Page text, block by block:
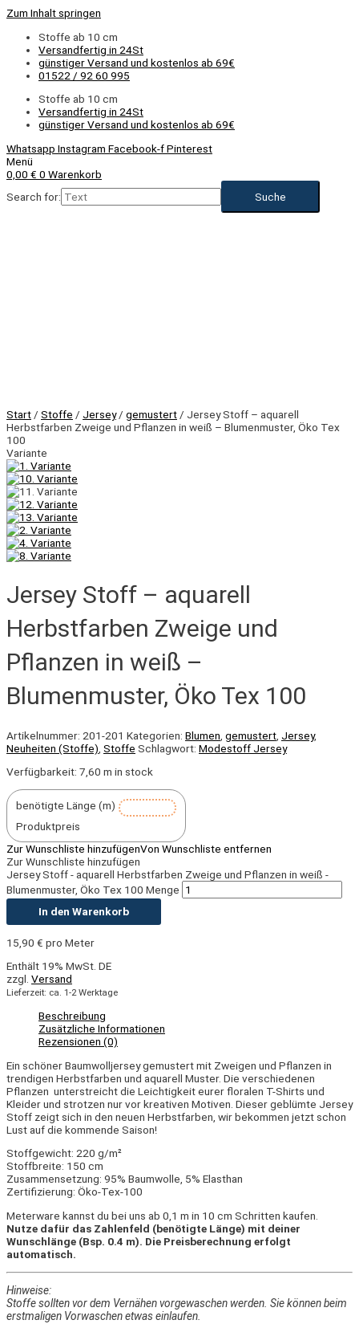
Zum Inhalt springen
Stoffe ab 10 cm
Versandfertig in 24St
günstiger Versand und kostenlos ab 69€
01522 / 92 60 995
Stoffe ab 10 cm
Versandfertig in 24St
günstiger Versand und kostenlos ab 69€
Whatsapp Instagram Facebook-fPinterest
Menü
0,00 € 0 Warenkorb
Search for:
Start / Stoffe / Jersey/ gemustert / Jersey Stoff – aquarell
Herbstfarben Zweige und Pflanzen in weiß – Blumenmuster, Öko Tex
100
Variante
Jersey Stoff – aquarell
Herbstfarben Zweige und
Pflanzen in weiß –
Blumenmuster, Öko Tex 100
Artikelnummer: 201-201 Kategorien: Blumen gemustert Jersey,
Neuheiten (Stoffe) Stoffe Schlagwort: Modestoff Jersey
Verfügbarkeit: 7,60 m in stock
benötigte Länge (m)
Produktpreis
Zur Wunschliste hinzufügenVon Wunschliste entfernen
Zur Wunschliste hinzufügen
Jersey Stoff - aquarell Herbstfarben Zweige und Pflanzen in weiß -
Blumenmuster, Öko Tex 100 Menge
In den Warenkorb
15,90 € pro Meter
Enthält 19% MwSt. DE
zzgl. Versand
Lieferzeit: ca. 1-2 Werktage
Beschreibung
Zusätzliche Informationen
Rezensionen (0)
Ein schöner Baumwolljersey gemustert mit Zweigen und Pflanzen in
trendigen Herbstfarben und aquarell Muster. Die verschiedenen
Pflanzen unterstreicht die Leichtigkeit eurer floralen T-Shirts und
Kleider und strotzen nur vor kreativen Motiven. Dieser geblümte Jersey
Stoff zeigt sich in den neuen Herbstfarben, wir bekommen jetzt schon
Lust auf die kommende Saison!
Stoffgewicht: 220 g/m²
Stoffbreite: 150 cm
Zusammensetzung: 95% Baumwolle, 5% Elasthan
Zertifizierung: Öko-Tex-100
Meterware kannst du bei uns ab 0,1 m in 10 cm Schritten kaufen.
Nutze dafür das Zahlenfeld (benötigte Länge) mit deiner
Wunschlänge (Bsp. 0.4 m). Die Preisberechnung erfolgt
automatisch.
Hinweise:
Stoffe sollten vor dem Vernähen vorgewaschen werden. Sie können beim
erstmaligen Vorwaschen etwas einlaufen.